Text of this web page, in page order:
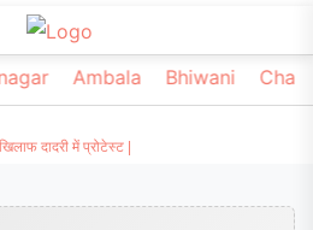
Ambala Bhiwani
दादरी में प्रोटेस्ट |